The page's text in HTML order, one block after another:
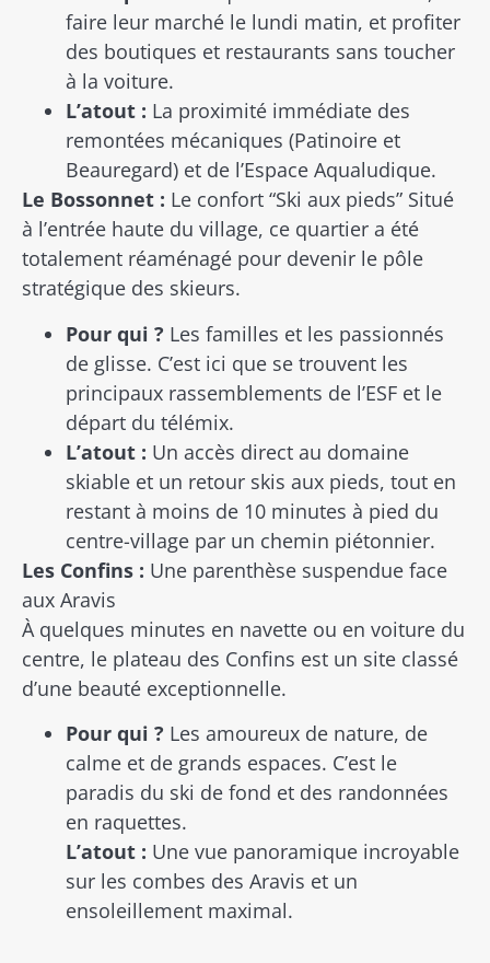
faire leur marché le lundi matin, et profiter
des boutiques et restaurants sans toucher
à la voiture.
L’atout : La proximité immédiate des
remontées mécaniques (Patinoire et
Beauregard) et de l’Espace Aqualudique.
Le Bossonnet : Le confort “Ski aux pieds” Situé
à l’entrée haute du village, ce quartier a été
totalement réaménagé pour devenir le pôle
stratégique des skieurs.
Pour qui ? Les familles et les passionnés
de glisse. C’est ici que se trouvent les
principaux rassemblements de l’ESF et le
départ du télémix.
L’atout : Un accès direct au domaine
skiable et un retour skis aux pieds, tout en
restant à moins de 10 minutes à pied du
centre-village par un chemin piétonnier.
Les Confins : Une parenthèse suspendue face
aux Aravis
À quelques minutes en navette ou en voiture du
centre, le plateau des Confins est un site classé
d’une beauté exceptionnelle.
Pour qui ? Les amoureux de nature, de
calme et de grands espaces. C’est le
paradis du ski de fond et des randonnées
en raquettes.
L’atout : Une vue panoramique incroyable
sur les combes des Aravis et un
ensoleillement maximal.